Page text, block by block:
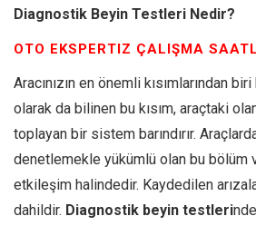
Diagnostik Beyin Testleri Nedir?
OTO EKSPERTIZ ÇALIŞMA
Aracınızın en önemli kısımlarından
olarak da bilinen bu kısım, araçtaki
toplayan bir sistem barındırır.
denetlemekle yükümlü olan bu bölüm
etkileşim halindedir. Kaydedilen
dahildir. Diagnostik beyin testleri